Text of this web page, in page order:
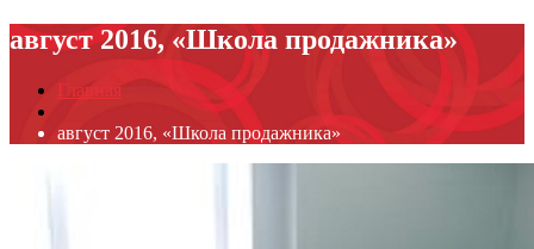
август 2016, «Школа продажника»
Главная
август 2016, «Школа продажника»